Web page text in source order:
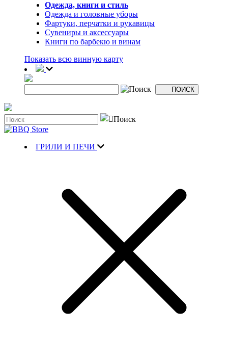
Одежда, книги и стиль
Одежда и головные уборы
Фартуки, перчатки и рукавицы
Сувениры и аксессуары
Книги по барбекю и винам
Показать всю винную карту
ГРИЛИ И ПЕЧИ